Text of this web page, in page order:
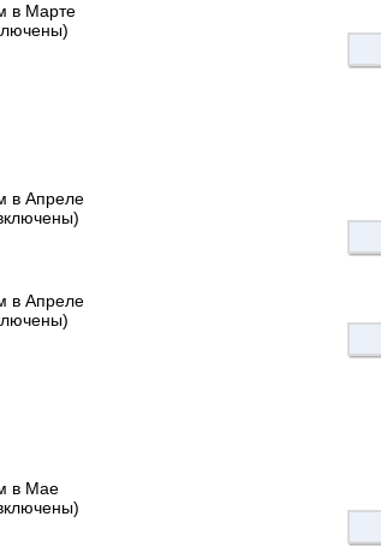
в Марте
в Апреле
в Апреле
в Мае